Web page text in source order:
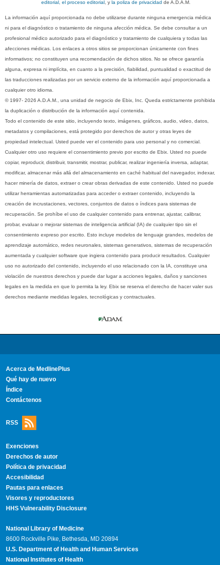
editorial, el proceso editorial, yla poliza de privacidad de A.D.A.M.
La información aquí proporcionada no debe utilizarse durante ninguna emergencia médica
ni para el diagnóstico o tratamiento de ninguna afección médica. Se debe consultar a un
profesional médico autorizado para el diagnóstico y tratamiento de cualquiera y todas las
afecciones médicas. Los enlaces a otros sitios se proporcionan únicamente con fines
informativos; no constituyen una recomendación de dichos sitios. No se ofrece garantía
alguna, expresa ni implícita, en cuanto a la precisión, fiabilidad, puntualidad o exactitud de
las traducciones realizadas por un servicio externo de la información aquí proporcionada a
cualquier otro idioma.
© 1997- 2026 A.D.A.M., una unidad de negocio de Ebix, Inc. Queda estrictamente prohibida
la duplicación o distribución de la información aquí contenida.
Todo el contenido de este sitio, incluyendo texto, imágenes, gráficos, audio, video, datos,
metadatos y compilaciones, está protegido por derechos de autor y otras leyes de
propiedad intelectual. Usted puede ver el contenido para uso personal y no comercial.
Cualquier otro uso requiere el consentimiento previo por escrito de Ebix. Usted no puede
copiar, reproducir, distribuir, transmitir, mostrar, publicar, realizar ingeniería inversa, adaptar,
modificar, almacenar más allá del almacenamiento en caché habitual del navegador, indexar,
hacer minería de datos, extraer o crear obras derivadas de este contenido. Usted no puede
utilizar herramientas automatizadas para acceder o extraer contenido, incluyendo la
creación de incrustaciones, vectores, conjuntos de datos o índices para sistemas de
recuperación. Se prohíbe el uso de cualquier contenido para entrenar, ajustar, calibrar,
probar, evaluar o mejorar sistemas de inteligencia artificial (IA) de cualquier tipo sin el
consentimiento expreso por escrito. Esto incluye modelos de lenguaje grandes, modelos de
aprendizaje automático, redes neuronales, sistemas generativos, sistemas de recuperación
aumentada y cualquier software que ingiera contenido para producir resultados. Cualquier
uso no autorizado del contenido, incluyendo el uso relacionado con la IA, constituye una
violación de nuestros derechos y puede dar lugar a acciones legales, daños y sanciones
legales en la medida en que lo permita la ley. Ebix se reserva el derecho de hacer valer sus
derechos mediante medidas legales, tecnológicas y contractuales.
Acerca de MedlinePlus
Qué hay de nuevo
Índice
Contáctenos
RSS
Exenciones
Derechos de autor
Política de privacidad
Accesibilidad
Pautas para enlaces
Visores y reproductores
HHS Vulnerability Disclosure
National Library of Medicine
8600 Rockville Pike, Bethesda, MD 20894
U.S. Department of Health and Human Services
National Institutes of Health